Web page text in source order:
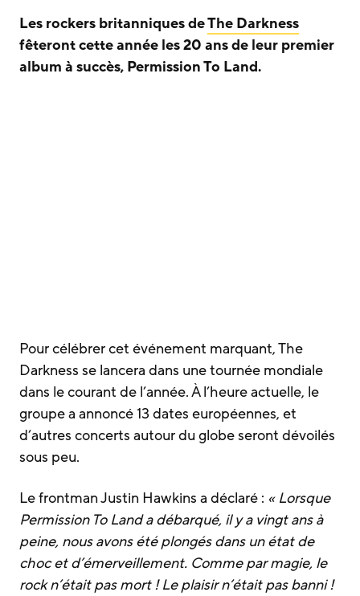
Les rockers britanniques deThe Darkness
fêteront cette année les 20 ans de leur premier
album à succès, Permission To Land.
Pour célébrer cet événement marquant, The
Darkness se lancera dans une tournée mondiale
dans le courant de l’année. À l’heure actuelle, le
groupe a annoncé 13 dates européennes, et
d’autres concerts autour du globe seront dévoilés
sous peu.
Le frontman Justin Hawkins a déclaré : « Lorsque
Permission To Land a débarqué, il y a vingt ans à
peine, nous avons été plongés dans un état de
choc et d’émerveillement. Comme par magie, le
rock n’était pas mort ! Le plaisir n’était pas banni !